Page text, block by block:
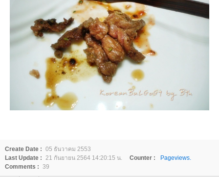
Create Date : 05 ธันวาคม 2553
Last Update :
21 กันยายน 2564 14:20:15 น. Counter :
Pageviews.
Comments : 39